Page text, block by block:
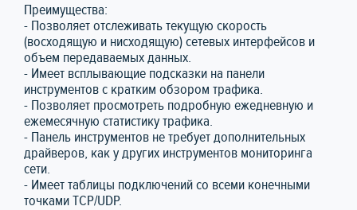
Преимущества:
- Позволяет отслеживать текущую скорость
(восходящую и нисходящую) сетевых интерфейсов и
объем передаваемых данных.
- Имеет всплывающие подсказки на панели
инструментов с кратким обзором трафика.
- Позволяет просмотреть подробную ежедневную и
ежемесячную статистику трафика.
- Панель инструментов не требует дополнительных
драйверов, как у других инструментов мониторинга
сети.
- Имеет таблицы подключений со всеми конечными
точками TCP/UDP.